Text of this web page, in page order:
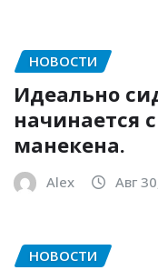
НОВОСТИ
Идеально
начинается
манекена.
Alex Авг
НОВОСТИ